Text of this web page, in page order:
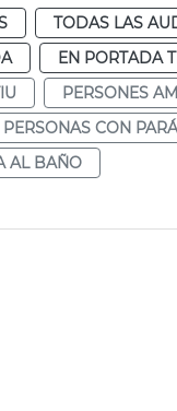
TODAS LAS
EN PORTADA
PERSONES
PERSONAS CON
AL BAÑO